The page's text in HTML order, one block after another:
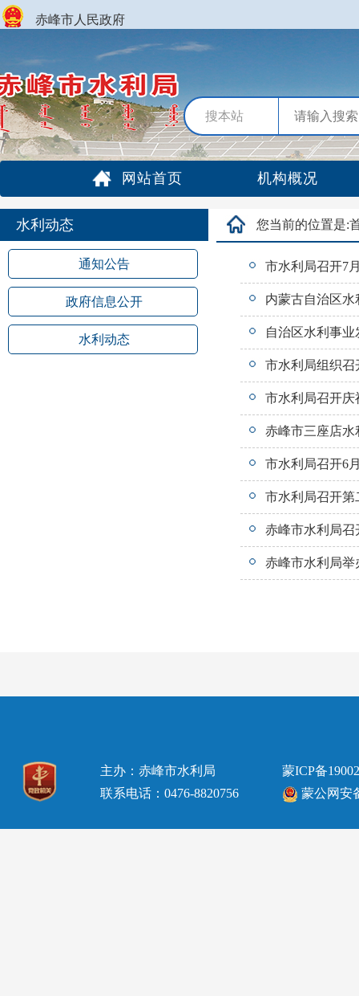
赤峰市人民政府
搜本站
网站首页 机构概况
水利动态
通知公告
政府信息公开
水利动态
您当前的位置是:
市水利局召开7
内蒙古自治区水
自治区水利事
市水利局组织
市水利局召开庆
赤峰市三座店
市水利局召开6
市水利局召开
赤峰市水利局
赤峰市水利局举
主办：赤峰市水利局
联系电话：0476-8820756
蒙ICP备
蒙公网安